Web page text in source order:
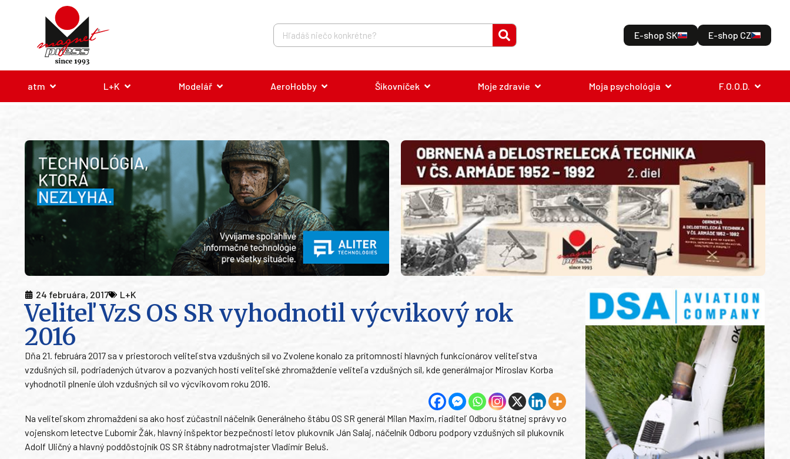
E-shop SK E-shop CZ
atm L+K Modelář AeroHobby Šikovníček Moje zdravie Moja psychológia F.O.O.D.
24 februára, 2017 L+K
Veliteľ VzS OS SR vyhodnotil výcvikový rok
2016
Dňa 21. februára 2017 sa v priestoroch veliteľstva vzdušných síl vo Zvolene konalo za prítomnosti hlavných funkcionárov veliteľstva
vzdušných síl, podriadených útvarov a pozvaných hostí veliteľské zhromaždenie veliteľa vzdušných síl, kde generálmajor Miroslav Korba
vyhodnotil plnenie úloh vzdušných síl vo výcvikovom roku 2016.
Na veliteľskom zhromaždení sa ako hosť zúčastnil náčelník Generálneho štábu OS SR generál Milan Maxim, riaditeľ Odboru štátnej správy vo
vojenskom letectve Ľubomír Žák, hlavný inšpektor bezpečnosti letov plukovník Ján Salaj, náčelník Odboru podpory vzdušných síl plukovník
Adolf Uličný a hlavný poddôstojník OS SR štábny nadrotmajster Vladimír Beluš.